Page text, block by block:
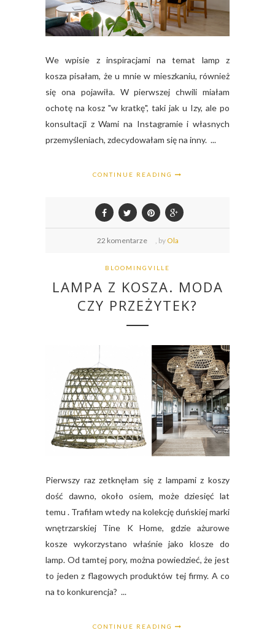
We wpisie z inspiracjami na temat lamp z
kosza pisałam, że u mnie w mieszkaniu, również
się ona pojawiła. W pierwszej chwili miałam
ochotę na kosz "w kratkę", taki jak u Izy, ale po
konsultacji z Wami na Instagramie i własnych
przemyśleniach, zdecydowałam się na inny. ...
CONTINUE READING
22 komentarze , by Ola
BLOOMINGVILLE
LAMPA Z KOSZA. MODA
CZY PRZEŻYTEK?
Pierwszy raz zetknęłam się z lampami z koszy
dość dawno, około osiem, może dziesięć lat
temu . Trafiłam wtedy na kolekcję duńskiej marki
wnętrzarskiej Tine K Home, gdzie ażurowe
kosze wykorzystano właśnie jako klosze do
lamp. Od tamtej pory, można powiedzieć, że jest
to jeden z flagowych produktów tej firmy. A co
na to konkurencja? ...
CONTINUE READING